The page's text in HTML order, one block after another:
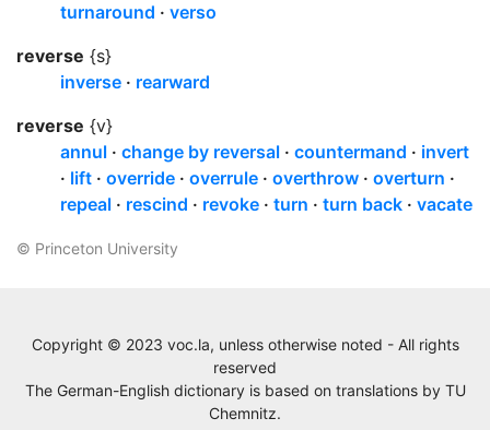
turnaround
verso
reverse {s}
inverse
rearward
reverse {v}
annul
change by reversal countermand
invert
lift
override overrule overthrow
overturn
repeal
rescind revoke turn turn back vacate
© Princeton University
Copyright © 2023 voc.la, unless otherwise noted - All rights
reserved
The German-English dictionary is based on translations by TU
Chemnitz.